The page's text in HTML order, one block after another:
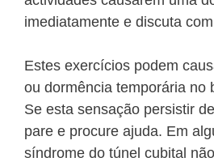
imediatamente e discuta
Estes exercícios podem
ou dormência temporária no
Se esta sensação persistir
pare e procure ajuda. Em
síndrome do túnel cubital